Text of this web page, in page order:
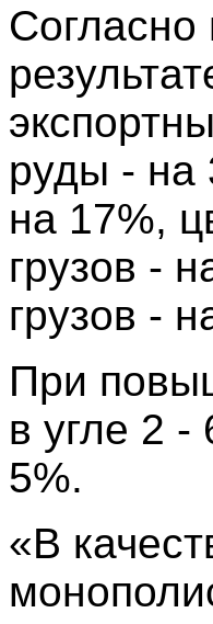
руды - на
на 17%,
грузов -
грузов -
При
в угле 2
5%.
«В